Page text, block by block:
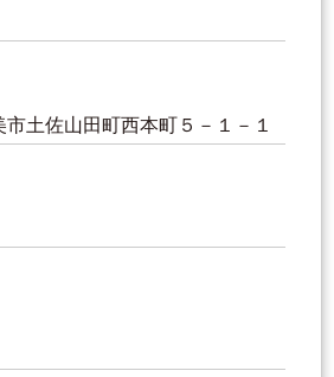
土佐山田町西本町５－１－１